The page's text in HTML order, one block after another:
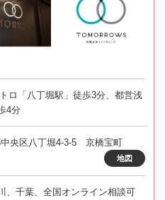
ロ「八丁堀駅」徒歩3分、都営浅
4分
中央区八丁堀4-3-5 京橋宝町
地図
、千葉、全国オンライン相談可